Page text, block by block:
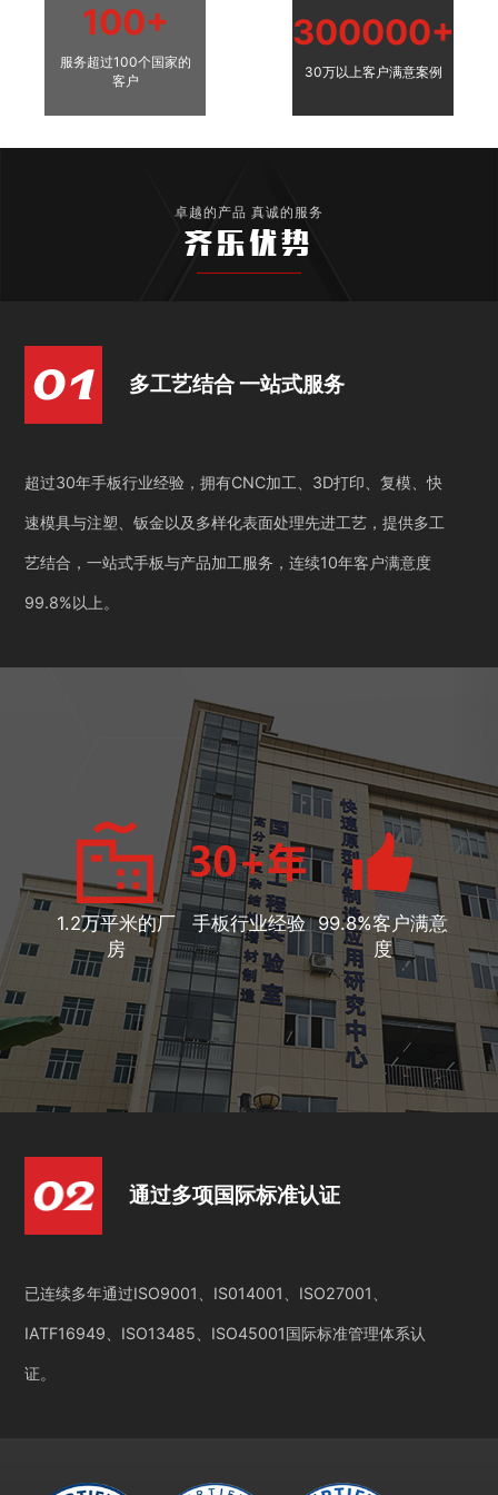
100+
服务超过100个国家的
客户
300000+
30万以上客户满意案例
卓越的产品 真诚的服务
齐乐优势
多工艺结合 一站式服务
超过30年手板行业经验，拥有CNC加工、3D打印、复模、快
速模具与注塑、钣金以及多样化表面处理先进工艺，提供多工
艺结合，一站式手板与产品加工服务，连续10年客户满意度
99.8%以上。
1.2万平米的厂
房
手板行业经验 99.8%客户满意
度
通过多项国际标准认证
已连续多年通过ISO9001、IS014001、ISO27001、
IATF16949、ISO13485、ISO45001国际标准管理体系认
证。